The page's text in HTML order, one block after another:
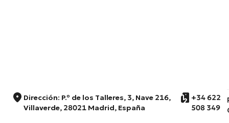
Dirección: P.º de los Talleres, 3, Nave 216,
Villaverde, 28021 Madrid, España
+34 622
508 349